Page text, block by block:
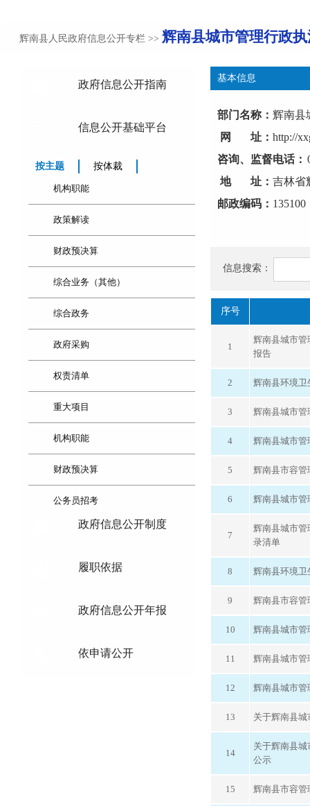
辉南县人民政府信息公开专栏 >> 辉南县城市管理行政
基本信息
部门名称： 辉南县
网 址： http://
咨询、监督电话：
地 址： 吉林省
邮政编码： 135100
信息搜索：
序号
1
辉南县城市管
报告
2 辉南县环境卫
3 辉南县城市管
4 辉南县城市管
5 辉南县市容管
6 辉南县城市管
7
辉南县城市管
录清单
8 辉南县环境卫
9 辉南县市容管
10 辉南县城市管
11 辉南县城市管
12 辉南县城市管
13 关于辉南县
14
关于辉南县
公示
15 辉南县市容管
政府信息公开指南
信息公开基础平台
按主题 按体裁
机构职能
政策解读
财政预决算
综合业务（其他）
综合政务
政府采购
权责清单
重大项目
机构职能
财政预决算
公务员招考
行政许可和其他管理服务事项
机关简介
政府信息公开制度
履职依据
政府信息公开年报
依申请公开